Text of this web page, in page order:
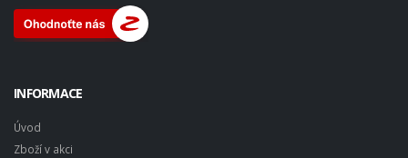
INFORMACE
Úvod
Zboží v akci